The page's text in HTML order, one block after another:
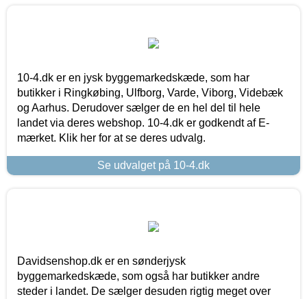
10-4.dk er en jysk byggemarkedskæde, som har
butikker i Ringkøbing, Ulfborg, Varde, Viborg, Videbæk
og Aarhus. Derudover sælger de en hel del til hele
landet via deres webshop. 10-4.dk er godkendt af E-
mærket. Klik her for at se deres udvalg.
Se udvalget på 10-4.dk
Davidsenshop.dk er en sønderjysk
byggemarkedskæde, som også har butikker andre
steder i landet. De sælger desuden rigtig meget over